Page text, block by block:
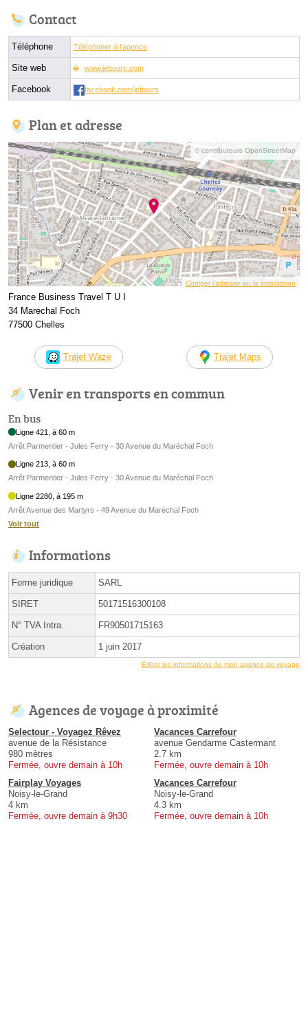
Contact
Téléphone Téléphoner à l'agence
Site web www.jettours.com
Facebook facebook.com/jettours
Plan et adresse
© contributeurs OpenStreetMap
Corriger l’adresse ou la localisation
France Business Travel T U I
34 Marechal Foch
77500 Chelles
Trajet Waze Trajet Maps
Venir en transports en commun
En bus
Ligne 421, à 60 m
Arrêt Parmentier - Jules Ferry - 30 Avenue du Maréchal Foch
Ligne 213, à 60 m
Arrêt Parmentier - Jules Ferry - 30 Avenue du Maréchal Foch
Ligne 2280, à 195 m
Arrêt Avenue des Martyrs - 49 Avenue du Maréchal Foch
Voir tout
Informations
Forme juridique SARL
SIRET 50171516300108
N° TVA Intra. FR90501715163
Création 1 juin 2017
Éditer les informations de mon agence de voyage
Agences de voyage à proximité
Selectour - Voyagez Rêvez
avenue de la Résistance
980 mètres
Fermée, ouvre demain à 10h
Vacances Carrefour
avenue Gendarme Castermant
2.7 km
Fermée, ouvre demain à 10h
Fairplay Voyages
Noisy-le-Grand
4 km
Fermée, ouvre demain à 9h30
Vacances Carrefour
Noisy-le-Grand
4.3 km
Fermée, ouvre demain à 10h